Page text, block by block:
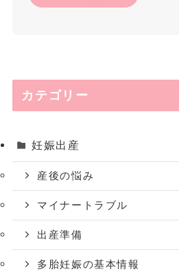
カテゴリー
妊娠出産
産後の悩み
マイナートラブル
出産準備
多胎妊娠の基本情報